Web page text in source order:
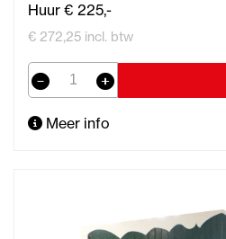
Huur € 225,-
€ 272,25 incl. btw
Meer info